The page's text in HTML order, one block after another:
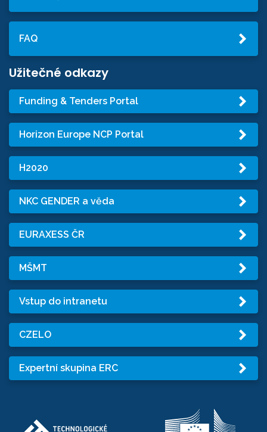
FAQ
Užitečné odkazy
Funding & Tenders Portal
Horizon Europe NCP Portal
H2020
NKC GENDER a věda
EURAXESS ČR
MŠMT
Vstup do intranetu
CZELO
Expertní skupina ERC